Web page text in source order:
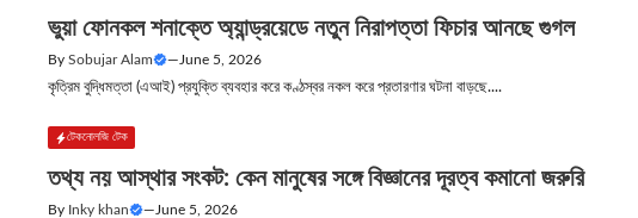
ভুয়া ফোনকল শনাক্তে অ্যান্ড্রয়েডে নতুন নিরাপত্তা ফিচার আনছে গুগল
BySobujar Alam — June 5, 2026
কৃত্রিম বুদ্ধিমত্তা (এআই) প্রযুক্তি ব্যবহার করে কণ্ঠস্বর নকল করে প্রতারণার ঘটনা বাড়ছে....
টেকনোলজি টেক
তথ্য নয় আস্থার সংকট: কেন মানুষের সঙ্গে বিজ্ঞানের দূরত্ব কমানো জরুরি
By Inky khan — June 5, 2026